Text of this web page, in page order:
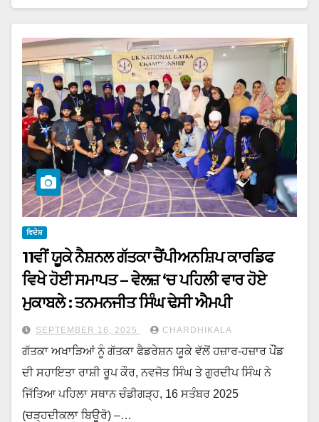
ਵਿਦੇਸ਼
11ਵੀਂ ਯੂਕੇ ਨੈਸ਼ਨਲ ਗੱਤਕਾ ਚੈਂਪੀਅਨਸ਼ਿਪ ਕਾਰਡਿਫ
ਵਿਖੇ ਹੋਈ ਸਮਾਪਤ – ਵੇਲਜ਼ ‘ਚ ਪਹਿਲੀ ਵਾਰ ਹੋਏ
ਮੁਕਾਬਲੇ : ਤਨਮਨਜੀਤ ਸਿੰਘ ਢੇਸੀ ਐਮਪੀ
SEPTEMBER 16, 2025 CHARDHIKALA
ਗੱਤਕਾ ਅਖਾੜਿਆਂ ਨੂੰ ਗੱਤਕਾ ਫੈਡਰੇਸ਼ਨ ਯੂਕੇ ਵੱਲੋਂ ਹਜ਼ਾਰ-ਹਜ਼ਾਰ ਪੌਂਡ
ਦੀ ਸਹਾਇਤਾ ਰਾਸ਼ੀ ਰੂਪ ਕੌਰ, ਨਵਜੋਤ ਸਿੰਘ ਤੇ ਗੁਰਦੀਪ ਸਿੰਘ ਨੇ
ਜਿੱਤਿਆ ਪਹਿਲਾ ਸਥਾਨ ਚੰਡੀਗੜ੍ਹ, 16 ਸਤੰਬਰ 2025
(ਚੜ੍ਹਦੀਕਲਾ ਬਿਊਰੋ) –…